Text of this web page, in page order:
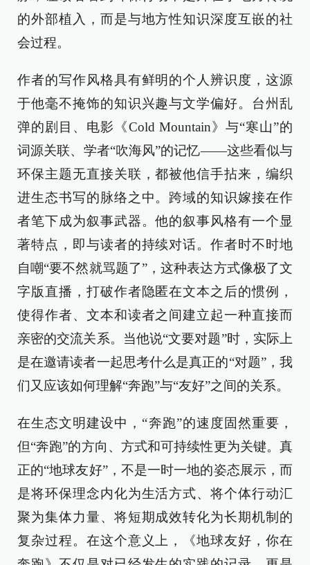
的外部植入，而是与地方性知识深度互嵌的社
会过程。
作者的写作风格具有鲜明的个人辨识度，这源
于他毫不掩饰的知识兴趣与文学偏好。台州乱
弹的剧目、电影《Cold Mountain》与“寒山”的
词源关联、学者“吹海风”的记忆——这些看似与
环保主题无直接关联，都被他信手拈来，编织
进生态书写的脉络之中。跨域的知识嫁接在作
者笔下成为叙事武器。他的叙事风格有一个显
著特点，即与读者的持续对话。作者时不时地
自嘲“要不然就骂题了”，这种表达方式像极了文
字版直播，打破作者隐匿在文本之后的惯例，
使得作者、文本和读者之间建立起一种直接而
亲密的交流关系。当他说“文要对题”时，实际上
是在邀请读者一起思考什么是真正的“对题”，我
们又应该如何理解“奔跑”与“友好”之间的关系。
在生态文明建设中，“奔跑”的速度固然重要，
但“奔跑”的方向、方式和可持续性更为关键。真
正的“地球友好”，不是一时一地的姿态展示，而
是将环保理念内化为生活方式、将个体行动汇
聚为集体力量、将短期成效转化为长期机制的
复杂过程。在这个意义上，《地球友好，你在